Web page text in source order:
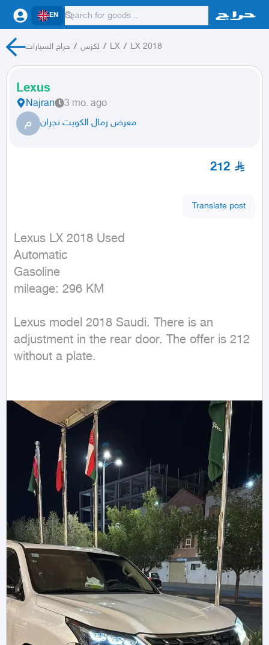
EN
حراج السيارات / لكزس / LX / LX 2018
Lexus
Najran 3 mo. ago
م معرض رمال الكويت نجران
212
Translate post
Lexus LX 2018 Used
Automatic
Gasoline
mileage: 296 KM
Lexus model 2018 Saudi. There is an
adjustment in the rear door. The offer is 212
without a plate.